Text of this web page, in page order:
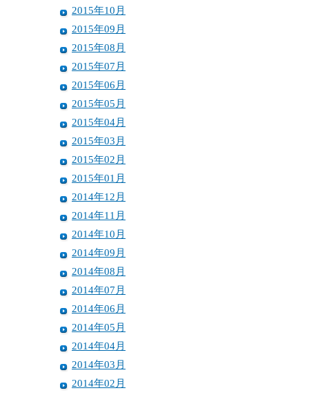
2015年10月
2015年09月
2015年08月
2015年07月
2015年06月
2015年05月
2015年04月
2015年03月
2015年02月
2015年01月
2014年12月
2014年11月
2014年10月
2014年09月
2014年08月
2014年07月
2014年06月
2014年05月
2014年04月
2014年03月
2014年02月